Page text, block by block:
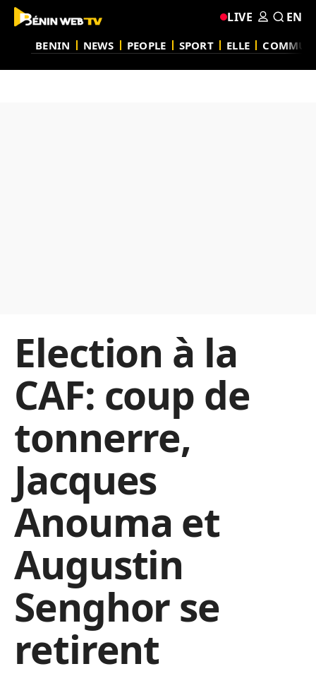
BENIN NEWS PEOPLE SPORT ELLE
LIVE EN
Election à la
CAF: coup de
tonnerre,
Jacques
Anouma et
Augustin
Senghor se
retirent